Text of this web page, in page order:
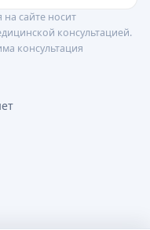
сайте носит
консультацией.
консультация